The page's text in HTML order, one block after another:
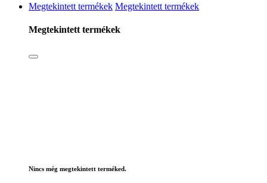
Megtekintett termékek Megtekintett termékek
Megtekintett termékek
Nincs még megtekintett terméked.